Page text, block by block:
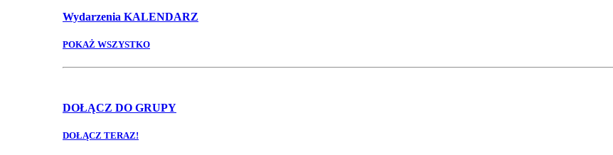
Wydarzenia KALENDARZ
POKAŻ WSZYSTKO
DOŁĄCZ DO GRUPY
DOŁĄCZ TERAZ!